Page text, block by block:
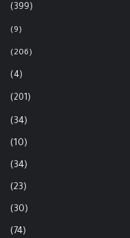
(399)
(9)
(206)
(4)
(201)
(34)
(10)
(34)
(23)
(30)
(74)